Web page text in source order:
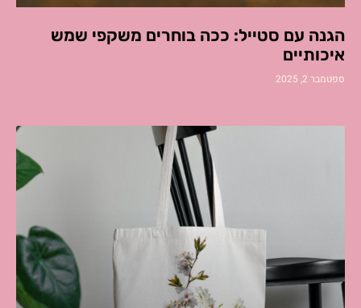
הגנה עם סטייל: ככה בוחרים משקפי שמש
איכותיים
ספטמבר 2, 2025